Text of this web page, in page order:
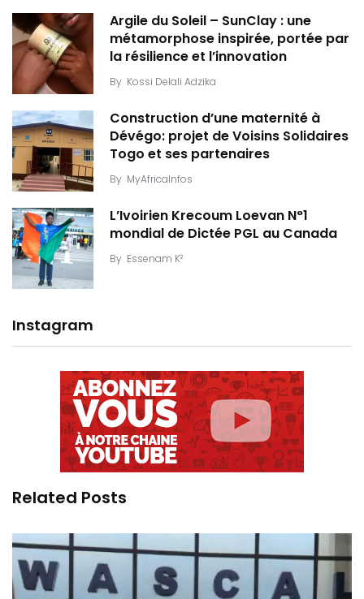
Argile du Soleil – SunClay : une
métamorphose inspirée, portée par
la résilience et l’innovation
By Kossi Delali Adzika
Construction d’une maternité à
Dévégo: projet de Voisins Solidaires
Togo et ses partenaires
By MyAfricaInfos
L’Ivoirien Krecoum Loevan N°1
mondial de Dictée PGL au Canada
By Essenam K²
Instagram
Related Posts